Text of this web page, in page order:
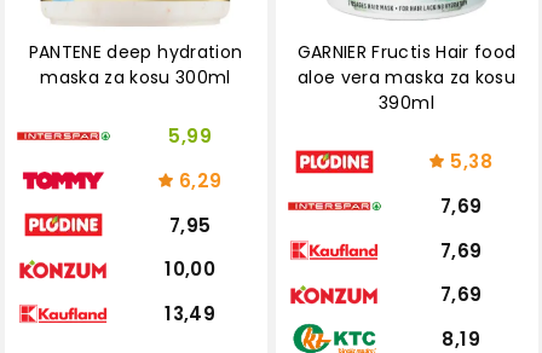
PANTENE deep hydration
maska za kosu 300ml
5,99
6,29
7,95
10,00
13,49
GARNIER Fructis Hair food
aloe vera maska za kosu
390ml
5,38
7,69
7,69
7,69
8,19